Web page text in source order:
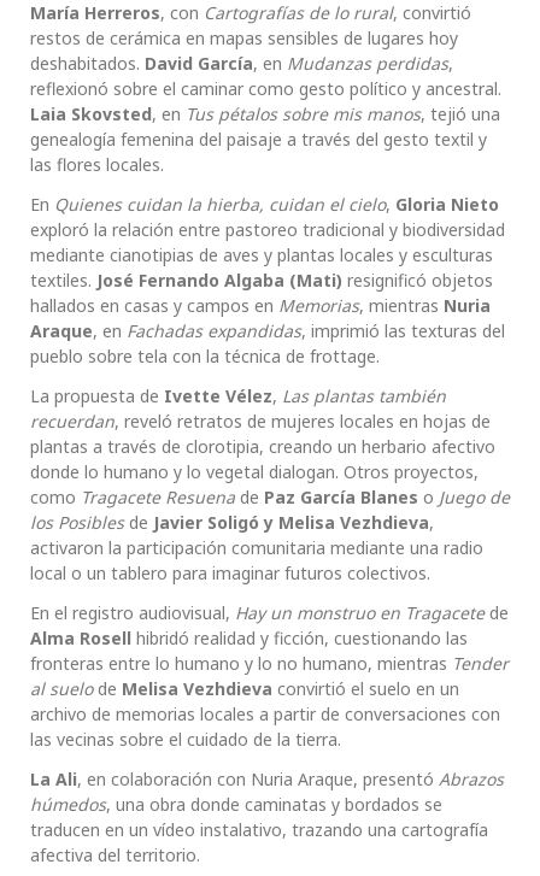
María Herreros, con Cartografías de lo rural, convirtió
restos de cerámica en mapas sensibles de lugares hoy
deshabitados. David García, en Mudanzas perdidas,
reflexionó sobre el caminar como gesto político y ancestral.
Laia Skovsted, en Tus pétalos sobre mis manos, tejió una
genealogía femenina del paisaje a través del gesto textil y
las flores locales.
En Quienes cuidan la hierba, cuidan el cielo, Gloria Nieto
exploró la relación entre pastoreo tradicional y biodiversidad
mediante cianotipias de aves y plantas locales y esculturas
textiles. José Fernando Algaba (Mati) resignificó objetos
hallados en casas y campos en Memorias, mientras Nuria
Araque, en Fachadas expandidas, imprimió las texturas del
pueblo sobre tela con la técnica de frottage.
La propuesta de Ivette Vélez, Las plantas también
recuerdan, reveló retratos de mujeres locales en hojas de
plantas a través de clorotipia, creando un herbario afectivo
donde lo humano y lo vegetal dialogan. Otros proyectos,
como Tragacete Resuena de Paz García Blanes o Juego de
los Posiblesde Javier Soligó y Melisa Vezhdieva,
activaron la participación comunitaria mediante una radio
local o un tablero para imaginar futuros colectivos.
En el registro audiovisual, Hay un monstruo en Tragacetede
Alma Rosell hibridó realidad y ficción, cuestionando las
fronteras entre lo humano y lo no humano, mientras Tender
al suelode Melisa Vezhdieva convirtió el suelo en un
archivo de memorias locales a partir de conversaciones con
las vecinas sobre el cuidado de la tierra.
La Ali, en colaboración con Nuria Araque, presentó Abrazos
húmedos, una obra donde caminatas y bordados se
traducen en un vídeo instalativo, trazando una cartografía
afectiva del territorio.